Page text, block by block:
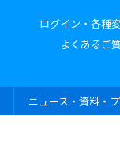
ログイン・各種
よくあるご
ニュース・資料・